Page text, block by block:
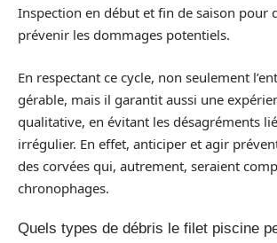
Inspection en début et fin de saison pour
prévenir les dommages potentiels.
En respectant ce cycle, non seulement
gérable, mais il garantit aussi une
qualitative, en évitant les désagréments
irrégulier. En effet, anticiper et agir
des corvées qui, autrement, seraient
chronophages.
Quels types de débris le filet piscine